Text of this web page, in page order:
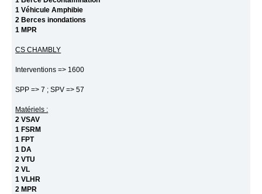
1 Véhicule Amphibie
2 Berces inondations
1 MPR
CS CHAMBLY
Interventions => 1600
SPP => 7 ; SPV => 57
Matériels :
2 VSAV
1 FSRM
1 FPT
1 DA
2 VTU
2 VL
1 VLHR
2 MPR